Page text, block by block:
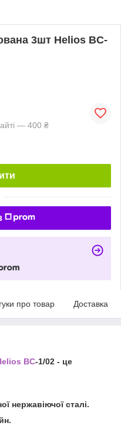
3шт Helios BC-
— 400 ₴
про товар Доставка
BC-1/02 - це
нержавіючої сталі.